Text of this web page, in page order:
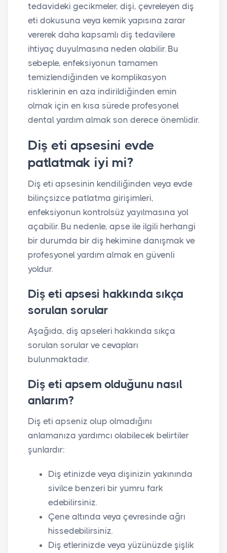
tedavideki gecikmeler, dişi, çevreleyen diş
eti dokusuna veya kemik yapısına zarar
vererek daha kapsamlı diş tedavilere
ihtiyaç duyulmasına neden olabilir. Bu
sebeple, enfeksiyonun tamamen
temizlendiğinden ve komplikasyon
risklerinin en aza indirildiğinden emin
olmak için en kısa sürede profesyonel
dental yardım almak son derece önemlidir.
Diş eti apsesini evde
patlatmak iyi mi?
Diş eti apsesinin kendiliğinden veya evde
bilinçsizce patlatma girişimleri,
enfeksiyonun kontrolsüz yayılmasına yol
açabilir. Bu nedenle, apse ile ilgili herhangi
bir durumda bir diş hekimine danışmak ve
profesyonel yardım almak en güvenli
yoldur.
Diş eti apsesi hakkında sıkça
sorulan sorular
Aşağıda, diş apseleri hakkında sıkça
sorulan sorular ve cevapları
bulunmaktadır.
Diş eti apsem olduğunu nasıl
anlarım?
Diş eti apseniz olup olmadığını
anlamanıza yardımcı olabilecek belirtiler
şunlardır:
Diş etinizde veya dişinizin yakınında
sivilce benzeri bir yumru fark
edebilirsiniz.
Çene altında veya çevresinde ağrı
hissedebilirsiniz.
Diş etlerinizde veya yüzünüzde şişlik